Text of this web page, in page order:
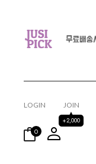
LOGIN
JOIN
+2,000
0